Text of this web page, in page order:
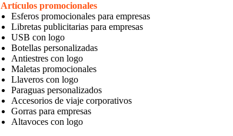
Artículos promocionales
Esferos promocionales para empresas
Libretas publicitarias para empresas
USB con logo
Botellas personalizadas
Antiestres con logo
Maletas promocionales
Llaveros con logo
Paraguas personalizados
Accesorios de viaje corporativos
Gorras para empresas
Altavoces con logo